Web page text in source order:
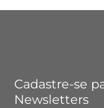
Cadastre-se
Newsletters